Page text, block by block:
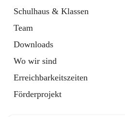
Schulhaus & Klassen
Team
Downloads
Wo wir sind
Erreichbarkeitszeiten
Förderprojekt